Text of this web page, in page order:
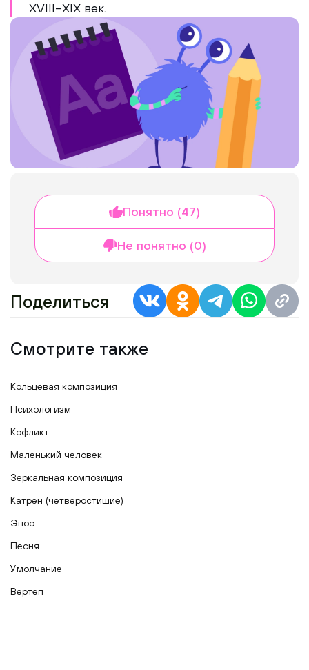
XVIII–XIX век.
Понятно (47)
Не понятно (0)
Поделиться
Смотрите также
Кольцевая композиция
Психологизм
Кофликт
Маленький человек
Зеркальная композиция
Катрен (четверостишие)
Эпос
Песня
Умолчание
Вертеп